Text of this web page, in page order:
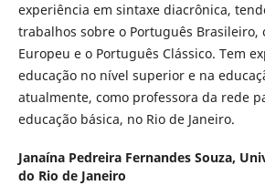
experiência em sintaxe diacrônica,
trabalhos sobre o Português Brasileiro,
Europeu e o Português Clássico. Tem
educação no nível superior e na
atualmente, como professora da rede
educação básica, no Rio de Janeiro.
Janaína Pedreira Fernandes Souza,
do Rio de Janeiro